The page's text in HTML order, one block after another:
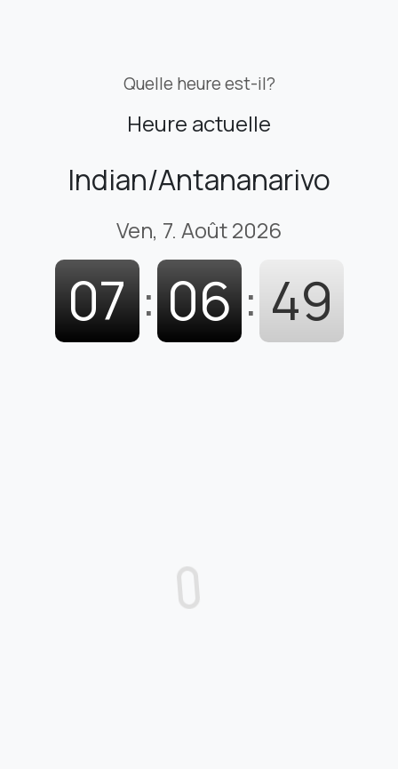
Quelle heure est-il?
Heure actuelle
Indian/Antananarivo
Ven, 7. Août 2026
07 : 06 : 50